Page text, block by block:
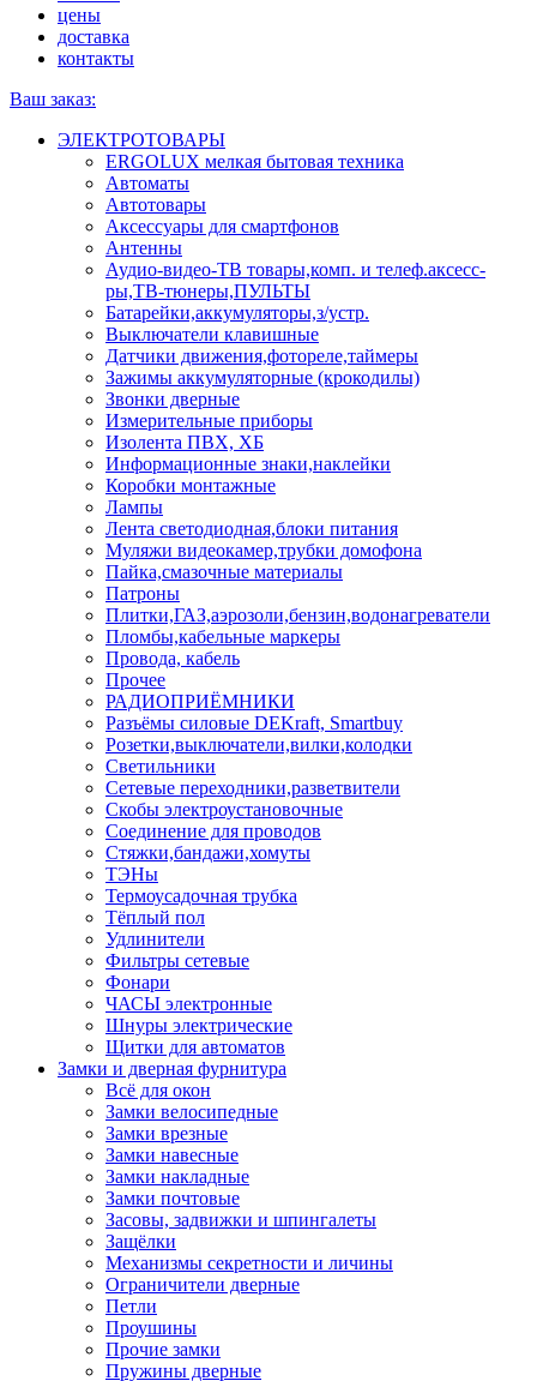
цены
доставка
контакты
Ваш заказ:
ЭЛЕКТРОТОВАРЫ
ERGOLUX мелкая бытовая техника
Автоматы
Автотовары
Аксессуары для смартфонов
Антенны
Аудио-видео-ТВ товары,комп. и телеф.аксесс-
ры,ТВ-тюнеры,ПУЛЬТЫ
Батарейки,аккумуляторы,з/устр.
Выключатели клавишные
Датчики движения,фотореле,таймеры
Зажимы аккумуляторные (крокодилы)
Звонки дверные
Измерительные приборы
Изолента ПВХ, ХБ
Информационные знаки,наклейки
Коробки монтажные
Лампы
Лента светодиодная,блоки питания
Муляжи видеокамер,трубки домофона
Пайка,смазочные материалы
Патроны
Плитки,ГАЗ,аэрозоли,бензин,водонагреватели
Пломбы,кабельные маркеры
Провода, кабель
Прочее
РАДИОПРИЁМНИКИ
Разъёмы силовые DEKraft, Smartbuy
Розетки,выключатели,вилки,колодки
Светильники
Сетевые переходники,разветвители
Скобы электроустановочные
Соединение для проводов
Стяжки,бандажи,хомуты
ТЭНы
Термоусадочная трубка
Тёплый пол
Удлинители
Фильтры сетевые
Фонари
ЧАСЫ электронные
Шнуры электрические
Щитки для автоматов
Замки и дверная фурнитура
Всё для окон
Замки велосипедные
Замки врезные
Замки навесные
Замки накладные
Замки почтовые
Засовы, задвижки и шпингалеты
Защёлки
Механизмы секретности и личины
Ограничители дверные
Петли
Проушины
Прочие замки
Пружины дверные